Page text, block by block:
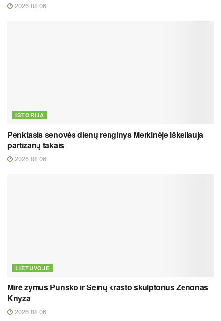
2026 08 06
ISTORIJA
Penktasis senovės dienų renginys Merkinėje iškeliauja
partizanų takais
2026 08 06
LIETUVOJE
Mirė žymus Punsko ir Seinų krašto skulptorius Zenonas
Knyza
2026 08 06